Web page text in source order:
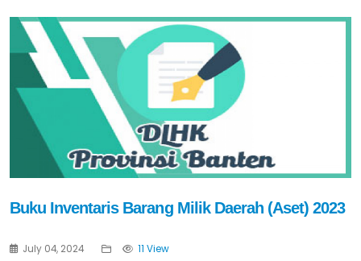
Buku Inventaris Barang Milik Daerah (Aset) 2023
July 04, 2024 11 View